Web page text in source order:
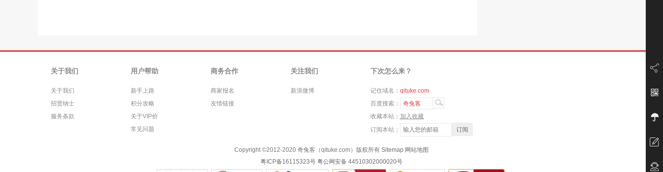
关于我们
关于我们
招贤纳士
服务条款
用户帮助
新手上路
积分攻略
关于VIP价
常见问题
商务合作
商家报名
友情链接
关注我们
新浪微博
下次怎么来？
记住域名： qituke.com
百度搜索：
奇兔客
收藏本站： 加入收藏
订阅本站：
Copyright ©2012-2020 奇兔客（qituke.com）版权所有 Sitemap 网站地图
粤ICP备16115323号 粤公网安备 44510302000020号